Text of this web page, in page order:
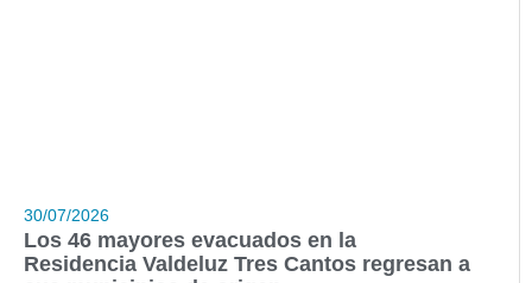
30/07/2026
Los 46 mayores evacuados en la
Residencia Valdeluz Tres Cantos regresan a